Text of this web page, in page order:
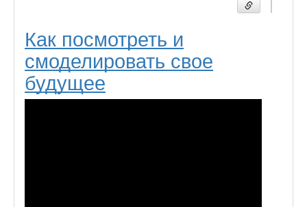
Как посмотреть и
смоделировать свое
будущее